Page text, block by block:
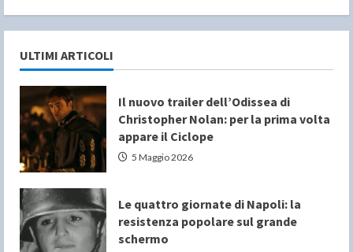
ULTIMI ARTICOLI
Il nuovo trailer dell’Odissea di
Christopher Nolan: per la prima volta
appare il Ciclope
5 Maggio 2026
Le quattro giornate di Napoli: la
resistenza popolare sul grande
schermo